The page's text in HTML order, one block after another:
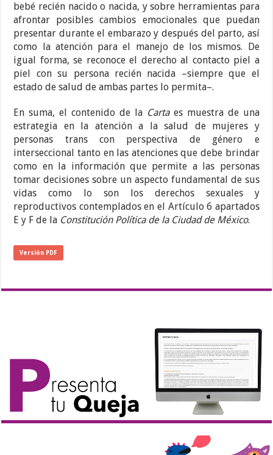
bebé recién nacido o nacida, y sobre herramientas para
afrontar posibles cambios emocionales que puedan
presentar durante el embarazo y después del parto, así
como la atención para el manejo de los mismos. De
igual forma, se reconoce el derecho al contacto piel a
piel con su persona recién nacida –siempre que el
estado de salud de ambas partes lo permita–.
En suma, el contenido de la Cartaes muestra de una
estrategia en la atención a la salud de mujeres y
personas trans con perspectiva de género e
interseccional tanto en las atenciones que debe brindar
como en la información que permite a las personas
tomar decisiones sobre un aspecto fundamental de sus
vidas como lo son los derechos sexuales y
reproductivos contemplados en el Artículo 6 apartados
E y F de la Constitución Política de la Ciudad de México.
Versión PDF